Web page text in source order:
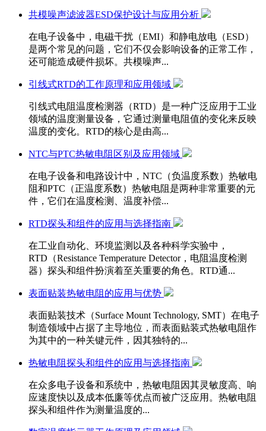
共模噪声滤波器ESD保护设计与应用分析
在电子设备中，电磁干扰（EMI）和静电放电（ESD）
是两个常见的问题，它们不仅会影响设备的正常工作，
还可能造成硬件损坏。共模噪声...
引线式RTD的工作原理和应用领域
引线式电阻温度检测器（RTD）是一种广泛应用于工业
领域的温度测量设备，它通过测量电阻值的变化来反映
温度的变化。RTD的核心是由高...
NTC与PTC热敏电阻区别及应用领域
在电子设备和电路设计中，NTC（负温度系数）热敏电
阻和PTC（正温度系数）热敏电阻是两种非常重要的元
件，它们在温度检测、温度补偿...
RTD探头和组件的应用与选择指南
在工业自动化、环境监测以及各种科学实验中，
RTD（Resistance Temperature Detector，电阻温度检测
器）探头和组件扮演着至关重要的角色。RTD通...
表面贴装热敏电阻的应用与优势
表面贴装技术（Surface Mount Technology, SMT）在电子
制造领域中占据了主导地位，而表面贴装式热敏电阻作
为其中的一种关键元件，因其独特的...
热敏电阻探头和组件的应用与选择指南
在众多电子设备和系统中，热敏电阻因其灵敏度高、响
应速度快以及成本低廉等优点而被广泛应用。热敏电阻
探头和组件作为测量温度的...